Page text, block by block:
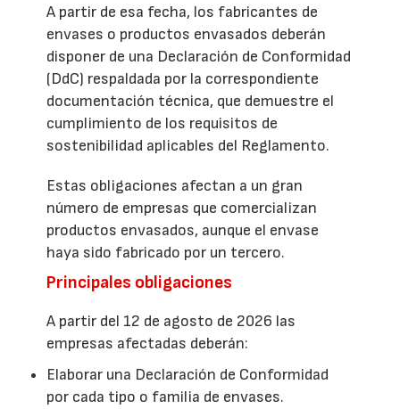
A partir de esa fecha, los fabricantes de
envases o productos envasados deberán
disponer de una Declaración de Conformidad
(DdC) respaldada por la correspondiente
documentación técnica, que demuestre el
cumplimiento de los requisitos de
sostenibilidad aplicables del Reglamento.
Estas obligaciones afectan a un gran
número de empresas que comercializan
productos envasados, aunque el envase
haya sido fabricado por un tercero.
Principales obligaciones
A partir del 12 de agosto de 2026 las
empresas afectadas deberán:
Elaborar una Declaración de Conformidad
por cada tipo o familia de envases.